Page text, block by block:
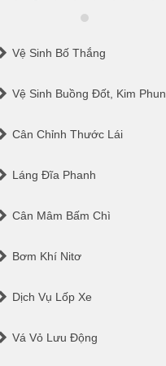
Vệ Sinh Bố Thắng
Vệ Sinh Buồng Đốt, Kim Phun
Cân Chỉnh Thước Lái
Láng Đĩa Phanh
Cân Mâm Bấm Chì
Bơm Khí Nitơ
Dịch Vụ Lốp Xe
Vá Vỏ Lưu Động